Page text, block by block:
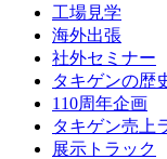
工場見学
海外出張
社外セミナー
タキゲンの歴
110周年企画
タキゲン売上
展示トラック